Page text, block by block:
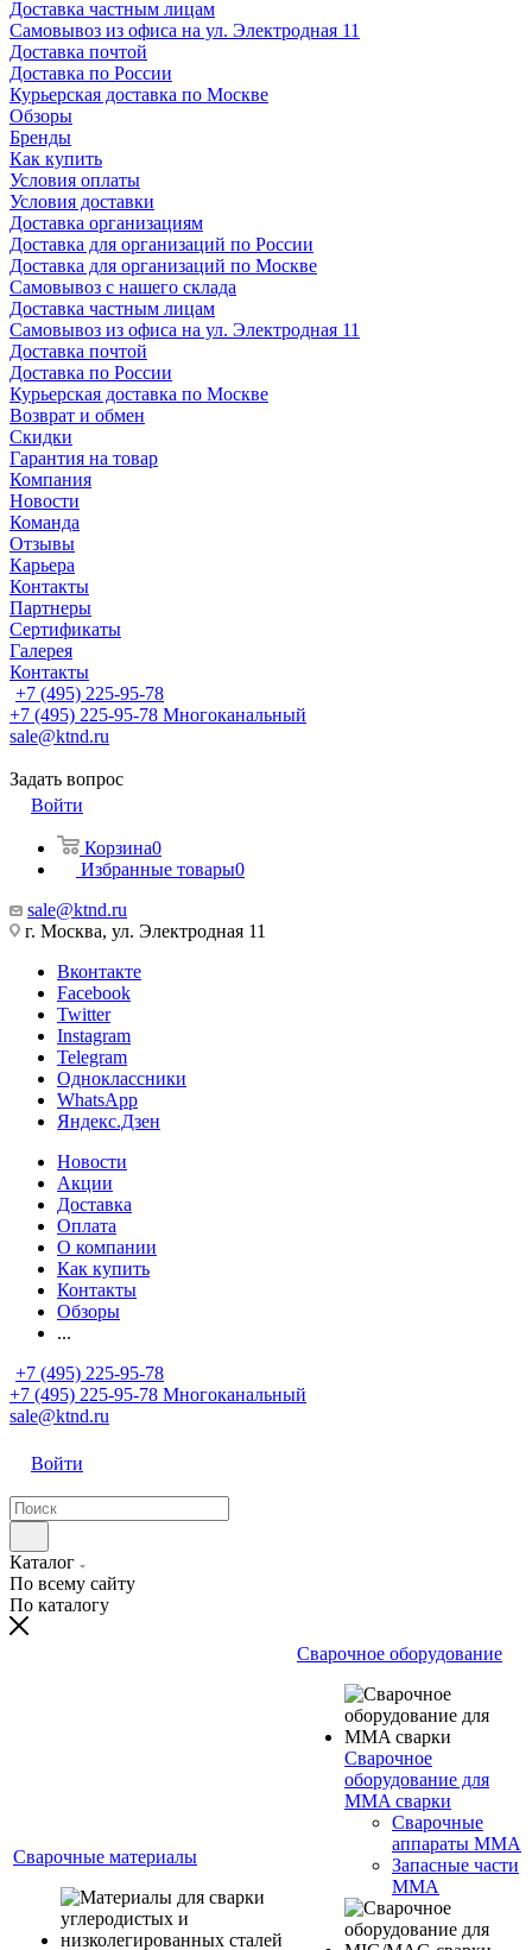
Доставка частным лицам
Самовывоз из офиса на ул. Электродная 11
Доставка почтой
Доставка по России
Курьерская доставка по Москве
Обзоры
Бренды
Как купить
Условия оплаты
Условия доставки
Доставка организациям
Доставка для организаций по России
Доставка для организаций по Москве
Самовывоз с нашего склада
Доставка частным лицам
Самовывоз из офиса на ул. Электродная 11
Доставка почтой
Доставка по России
Курьерская доставка по Москве
Возврат и обмен
Скидки
Гарантия на товар
Компания
Новости
Команда
Отзывы
Карьера
Контакты
Партнеры
Сертификаты
Галерея
Контакты
+7 (495) 225-95-78
+7 (495) 225-95-78 Многоканальный
sale@ktnd.ru
Задать вопрос
Войти
Корзина0
Избранные товары0
sale@ktnd.ru
г. Москва, ул. Электродная 11
Вконтакте
Facebook
Twitter
Instagram
Telegram
Одноклассники
WhatsApp
Яндекс.Дзен
Новости
Акции
Доставка
Оплата
О компании
Как купить
Контакты
Обзоры
...
+7 (495) 225-95-78
+7 (495) 225-95-78 Многоканальный
sale@ktnd.ru
Войти
Каталог
По всему сайту
По каталогу
Сварочные материалы
Сварочное оборудование
Сварочное
оборудование для
MMA сварки
Сварочные
аппараты MMA
Запасные части
MMA